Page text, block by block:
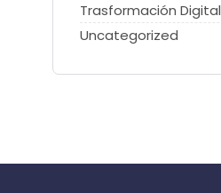
Trasformación Digital
Uncategorized